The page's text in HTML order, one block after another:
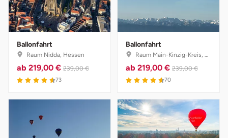
Ballonfahrt
Raum Nidda, Hessen
ab 219,00 € 239,00 €
73
Ballonfahrt
Raum Main-Kinzig-Kreis, Hessen
ab 219,00 € 239,00 €
70